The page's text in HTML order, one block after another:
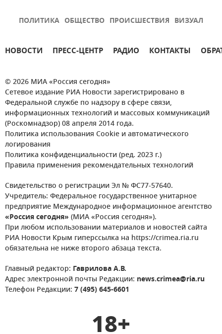
ПОЛИТИКА ОБЩЕСТВО ПРОИСШЕСТВИЯ ВИЗУАЛ
НОВОСТИ ПРЕСС-ЦЕНТР РАДИО КОНТАКТЫ
© 2026 МИА «Россия сегодня»
Сетевое издание РИА Новости зарегистрировано в
Федеральной службе по надзору в сфере связи,
информационных технологий и массовых коммуникаций
(Роскомнадзор) 08 апреля 2014 года.
Политика использования Cookie и автоматического
логирования
Политика конфиденциальности (ред. 2023 г.)
Правила применения рекомендательных технологий
Свидетельство о регистрации Эл № ФС77-57640.
Учредитель: Федеральное государственное унитарное
предприятие Международное информационное агентство
«Россия сегодня» (МИА «Россия сегодня»).
При любом использовании материалов и новостей сайта
РИА Новости Крым гиперссылка на https://crimea.ria.ru
обязательна не ниже второго абзаца текста.
Главный редактор: Гаврилова А.В.
Адрес электронной почты Редакции: news.crimea@ria.ru
Телефон Редакции: 7 (495) 645-6601
18+